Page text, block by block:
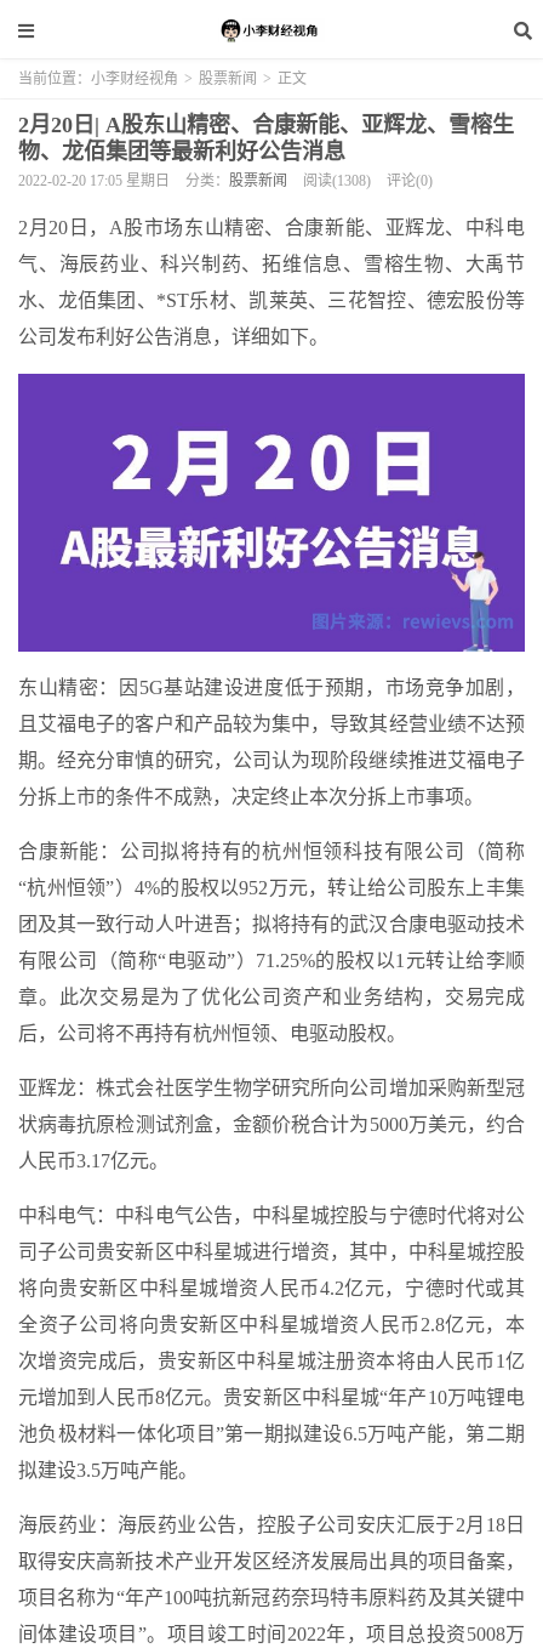
当前位置： 小李财经视角 > 股票新闻 > 正文
2月20日| A股东山精密、合康新能、亚辉龙、雪榕生
物、龙佰集团等最新利好公告消息
2022-02-20 17:05 星期日 分类： 股票新闻 阅读(1308) 评论(0)
2月20日，A股市场东山精密、合康新能、亚辉龙、中科电
气、海辰药业、科兴制药、拓维信息、雪榕生物、大禹节
水、龙佰集团、*ST乐材、凯莱英、三花智控、德宏股份等
公司发布利好公告消息，详细如下。
东山精密：因5G基站建设进度低于预期，市场竞争加剧，
且艾福电子的客户和产品较为集中，导致其经营业绩不达预
期。经充分审慎的研究，公司认为现阶段继续推进艾福电子
分拆上市的条件不成熟，决定终止本次分拆上市事项。
合康新能：公司拟将持有的杭州恒领科技有限公司（简称
“杭州恒领”）4%的股权以952万元，转让给公司股东上丰集
团及其一致行动人叶进吾；拟将持有的武汉合康电驱动技术
有限公司（简称“电驱动”）71.25%的股权以1元转让给李顺
章。此次交易是为了优化公司资产和业务结构，交易完成
后，公司将不再持有杭州恒领、电驱动股权。
亚辉龙：株式会社医学生物学研究所向公司增加采购新型冠
状病毒抗原检测试剂盒，金额价税合计为5000万美元，约合
人民币3.17亿元。
中科电气：中科电气公告，中科星城控股与宁德时代将对公
司子公司贵安新区中科星城进行增资，其中，中科星城控股
将向贵安新区中科星城增资人民币4.2亿元，宁德时代或其
全资子公司将向贵安新区中科星城增资人民币2.8亿元，本
次增资完成后，贵安新区中科星城注册资本将由人民币1亿
元增加到人民币8亿元。贵安新区中科星城“年产10万吨锂电
池负极材料一体化项目”第一期拟建设6.5万吨产能，第二期
拟建设3.5万吨产能。
海辰药业：海辰药业公告，控股子公司安庆汇辰于2月18日
取得安庆高新技术产业开发区经济发展局出具的项目备案，
项目名称为“年产100吨抗新冠药奈玛特韦原料药及其关键中
间体建设项目”。项目竣工时间2022年，项目总投资5008万